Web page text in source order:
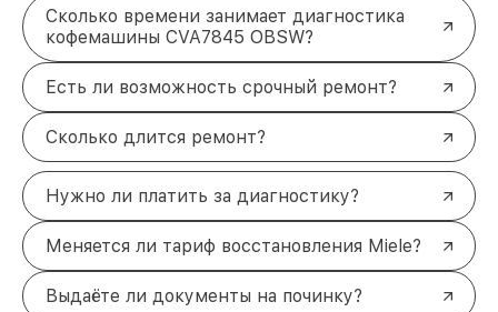
Сколько времени занимает диагностика
кофемашины CVA7845 OBSW?
Есть ли возможность срочный ремонт?
Сколько длится ремонт?
Нужно ли платить за диагностику?
Меняется ли тариф восстановления Miele?
Выдаёте ли документы на починку?